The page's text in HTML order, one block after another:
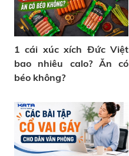
1 cái xúc xích Đức Việt
bao nhiêu calo? Ăn có
béo không?